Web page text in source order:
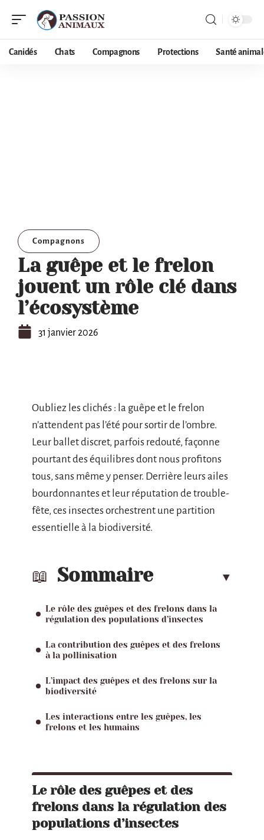
Canidés Chats Compagnons Protections Santé
Compagnons
La guêpe et le frelon
jouent un rôle clé dans
l’écosystème
31 janvier 2026
Oubliez les clichés : la guêpe et le frelon
n’attendent pas l’été pour sortir de l’ombre.
Leur ballet discret, parfois redouté, façonne
pourtant des équilibres dont nous profitons
tous, sans même y penser. Derrière leurs ailes
bourdonnantes et leur réputation de trouble-
fête, ces insectes orchestrent une partition
essentielle à la biodiversité.
Sommaire
Le rôle des guêpes et des frelons dans la
régulation des populations d’insectes
La contribution des guêpes et des frelons
à la pollinisation
L’impact des guêpes et des frelons sur la
biodiversité
Les interactions entre les guêpes, les
frelons et les humains
Le rôle des guêpes et des
frelons dans la régulation des
populations d’insectes